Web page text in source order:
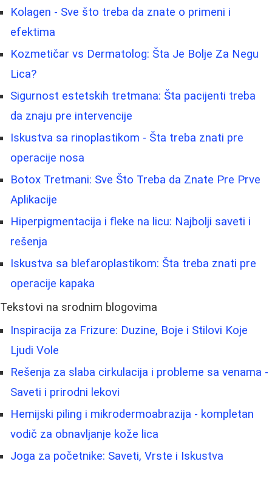
Kolagen - Sve što treba da znate o primeni i
efektima
Kozmetičar vs Dermatolog: Šta Je Bolje Za Negu
Lica?
Sigurnost estetskih tretmana: Šta pacijenti treba
da znaju pre intervencije
Iskustva sa rinoplastikom - Šta treba znati pre
operacije nosa
Botox Tretmani: Sve Što Treba da Znate Pre Prve
Aplikacije
Hiperpigmentacija i fleke na licu: Najbolji saveti i
rešenja
Iskustva sa blefaroplastikom: Šta treba znati pre
operacije kapaka
Tekstovi na srodnim blogovima
Inspiracija za Frizure: Duzine, Boje i Stilovi Koje
Ljudi Vole
Rešenja za slaba cirkulacija i probleme sa venama -
Saveti i prirodni lekovi
Hemijski piling i mikrodermoabrazija - kompletan
vodič za obnavljanje kože lica
Joga za početnike: Saveti, Vrste i Iskustva